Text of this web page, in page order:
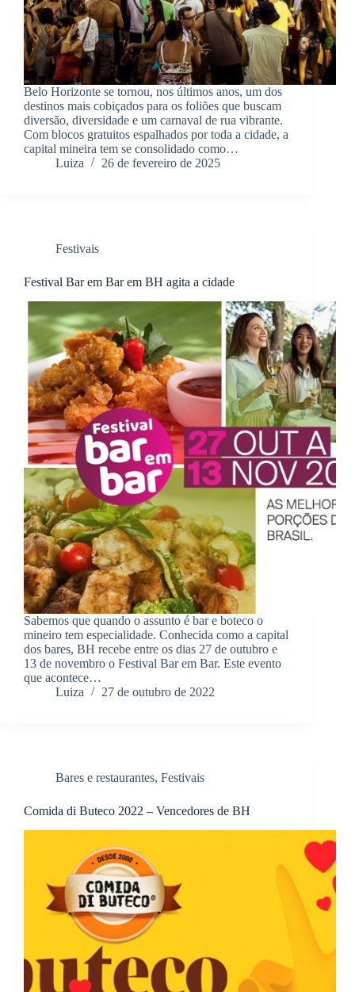
Belo Horizonte se tornou, nos últimos anos, um dos
destinos mais cobiçados para os foliões que buscam
diversão, diversidade e um carnaval de rua vibrante.
Com blocos gratuitos espalhados por toda a cidade, a
capital mineira tem se consolidado como…
Luiza
26 de fevereiro de 2025
Festivais
Festival Bar em Bar em BH agita a cidade
Sabemos que quando o assunto é bar e boteco o
mineiro tem especialidade. Conhecida como a capital
dos bares, BH recebe entre os dias 27 de outubro e
13 de novembro o Festival Bar em Bar. Este evento
que acontece…
Luiza
27 de outubro de 2022
Bares e restaurantes, Festivais
Comida di Buteco 2022 – Vencedores de BH